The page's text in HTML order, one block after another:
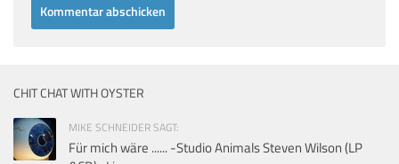
CHIT CHAT WITH OYSTER
MIKE SCHNEIDER SAGT:
Für mich wäre ...... -Studio Animals Steven Wilson (LP